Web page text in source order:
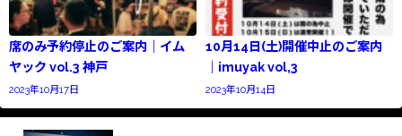
席のみ予約停止のご案内｜イム
ヤック vol.3 神戸
2023年10月17日
10月14日(土)開催中止のご案内
｜imuyak vol,3
2023年10月14日